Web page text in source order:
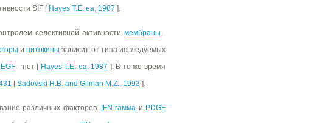
SIF [Hayes T.E. ea, 1987 ].
селективной активности мембраны .
ицитокины зависит от типа исследуемых
EGF - нет [Hayes T.E. ea, 1987 ]. В то же время
[Sadovski H.B. and Gilman M.Z., 1993 ].
различных факторов. IFN-гамма и PDGF